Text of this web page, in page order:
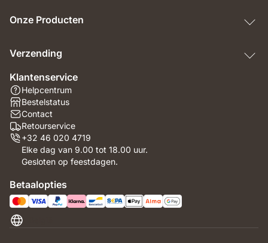
Onze Producten
Verzending
Klantenservice
Helpcentrum
Bestelstatus
Contact
Retourservice
+32 46 020 4719
Elke dag van 9.00 tot 18.00 uur.
Gesloten op feestdagen.
Betaalopties